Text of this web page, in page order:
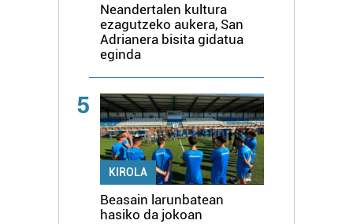
Neandertalen kultura
ezagutzeko aukera, San
Adrianera bisita gidatua
eginda
5
KIROLA
Beasain larunbatean
hasiko da jokoan